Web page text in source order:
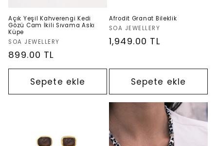
n
:
Açık Yeşil Kahverengi Kedi
Gözü Cam İkili Sıvama Askı
Küpe
Satıcı:
SOA JEWELLERY
Normal
fiyat
899.00 TL
Sepete ekle
Afrodit Granat Bileklik
Satıcı:
SOA JEWELLERY
Normal
1,949.00 TL
Sepete ekle